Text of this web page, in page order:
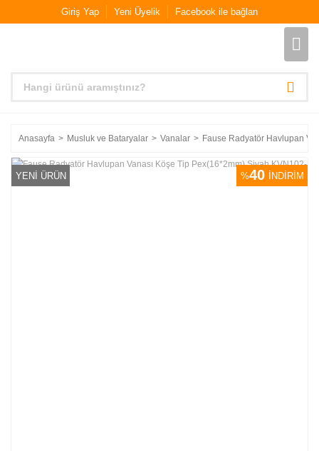
Giriş Yap Yeni Üyelik Facebook ile bağlan
Anasayfa Musluk ve Bataryalar Vanalar Fause Radyatör Havlupan
YENİ ÜRÜN %40 İNDİRİM